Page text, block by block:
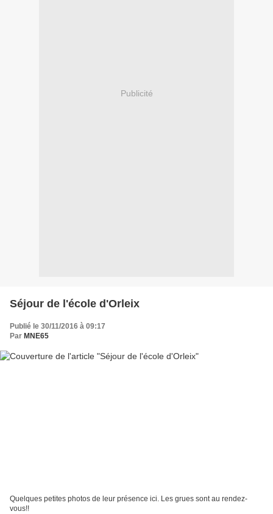
Publicité
Séjour de l'école d'Orleix
Publié le 30/11/2016 à 09:17
Par MNE65
Quelques petites photos de leur présence ici. Les grues sont au rendez-
vous!!